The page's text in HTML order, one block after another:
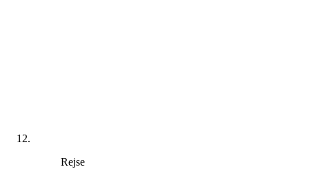
Rejse